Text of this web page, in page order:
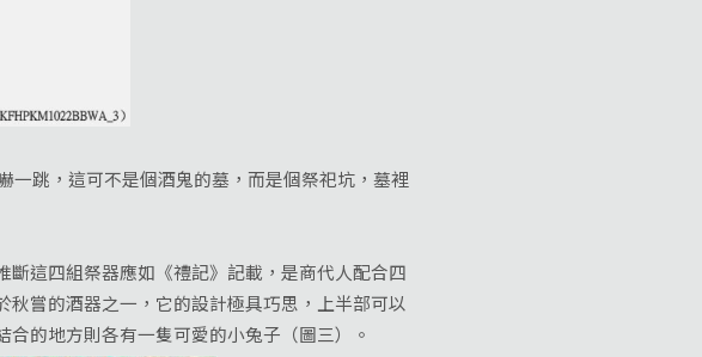
跳，這可不是個酒鬼的墓，而是個祭祀坑，墓裡
這四組祭器應如《禮記》記載，是商代人配合四
嘗的酒器之一，它的設計極具巧思，上半部可以
的地方則各有一隻可愛的小兔子（圖三）。